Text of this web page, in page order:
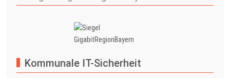
Kommunale IT-Sicherheit